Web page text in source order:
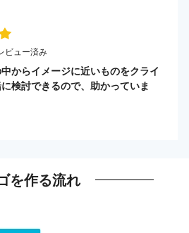
ビュー済み
からイメージに近いものをクライ
検討できるので、助かっていま
を作る流れ